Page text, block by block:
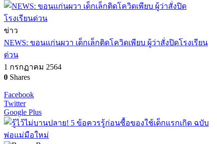
ข่าว
NEWS: ขอนแก่นผวา เด็กเล็กติดโควิดเพียบ ผู้ว่าสั่งปิดโรงเรียน
ด่วน
1 กรกฏาคม 2564
0 Shares
Facebook
Twitter
Google Plus